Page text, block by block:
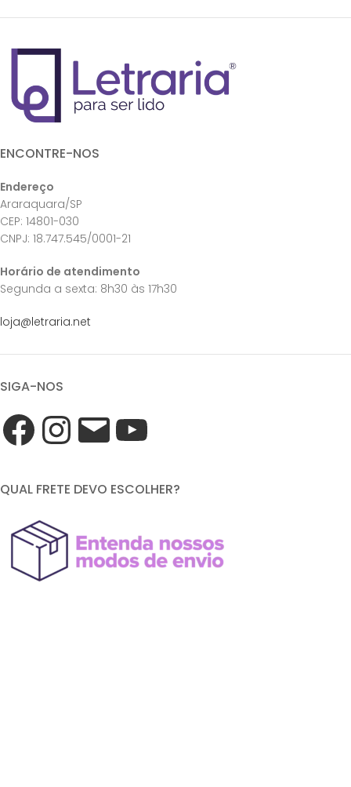
ENCONTRE-NOS
Endereço
Araraquara/SP
CEP: 14801-030
CNPJ: 18.747.545/0001-21
Horário de atendimento
Segunda a sexta: 8h30 às 17h30
loja@letraria.net
SIGA-NOS
QUAL FRETE DEVO ESCOLHER?